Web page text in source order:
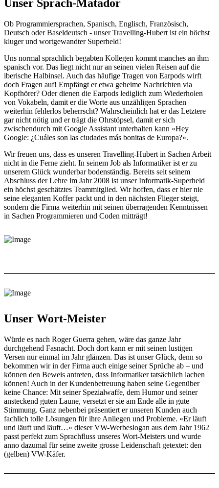
Unser Sprach-Matador
Ob Programmiersprachen, Spanisch, Englisch, Französisch,
Deutsch oder Baseldeutsch - unser Travelling-Hubert ist ein höchst
kluger und wortgewandter Superheld!
Uns normal sprachlich begabten Kollegen kommt manches an ihm
spanisch vor. Das liegt nicht nur an seinen vielen Reisen auf die
iberische Halbinsel. Auch das häufige Tragen von Earpods wirft
doch Fragen auf! Empfängt er etwa geheime Nachrichten via
Kopfhörer? Oder dienen die Earpods lediglich zum Wiederholen
von Vokabeln, damit er die Worte aus unzähligen Sprachen
weiterhin fehlerlos beherrscht? Wahrscheinlich hat er das Letztere
gar nicht nötig und er trägt die Ohrstöpsel, damit er sich
zwischendurch mit Google Assistant unterhalten kann «Hey
Google: ¿Cuáles son las ciudades más bonitas de Europa?».
Wir freuen uns, dass es unseren Travelling-Hubert in Sachen Arbeit
nicht in die Ferne zieht. In seinem Job als Informatiker ist er zu
unserem Glück wunderbar bodenständig. Bereits seit seinem
Abschluss der Lehre im Jahr 2008 ist unser Informatik-Superheld
ein höchst geschätztes Teammitglied. Wir hoffen, dass er hier nie
seine eleganten Koffer packt und in den nächsten Flieger steigt,
sondern die Firma weiterhin mit seinen überragenden Kenntnissen
in Sachen Programmieren und Coden mitträgt!
Unser Wort-Meister
Würde es nach Roger Guerra gehen, wäre das ganze Jahr
durchgehend Fasnacht. Doch dort kann er mit seinen lustigen
Versen nur einmal im Jahr glänzen. Das ist unser Glück, denn so
bekommen wir in der Firma auch einige seiner Sprüche ab – und
können den Beweis antreten, dass Informatiker tatsächlich lachen
können! Auch in der Kundenbetreuung haben seine Gegenüber
keine Chance: Mit seiner Spezialwaffe, dem Humor und seiner
ansteckend guten Laune, versetzt er sie am Ende alle in gute
Stimmung. Ganz nebenbei präsentiert er unseren Kunden auch
fachlich tolle Lösungen für ihre Anliegen und Probleme. «Er läuft
und läuft und läuft…» dieser VW-Werbeslogan aus dem Jahr 1962
passt perfekt zum Sprachfluss unseres Wort-Meisters und wurde
anno dazumal für seine zweite grosse Leidenschaft getextet: den
(gelben) VW-Käfer.